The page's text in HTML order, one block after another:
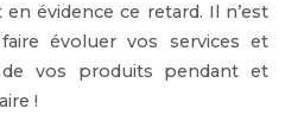
évidence ce retard. Il n’est
évoluer vos services et
vos produits pendant et
!